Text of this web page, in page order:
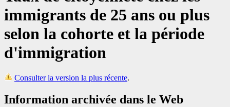
immigrants de 25 ans ou plus
selon la cohorte et la période
d'immigration
Consulter la version la plus récente.
Information archivée dans le Web